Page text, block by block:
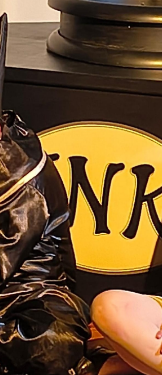
Dopo aver ospitato il nuovo spettacolo di Silvia
Soncini in Piazza Repubblica, non poteva
la recensione di Danilo Caravà, nel suo blog "Il
Teatrante" in cui ci parla dell'adattamento
liberamente ispirato al romanzo "Sagittario" di
Natalia Ginzburg. Curiosi di vedere la
Ecco il link! https://www.ilteatrante.it/sagittario-
recensione-teatro/ Buona lettura!